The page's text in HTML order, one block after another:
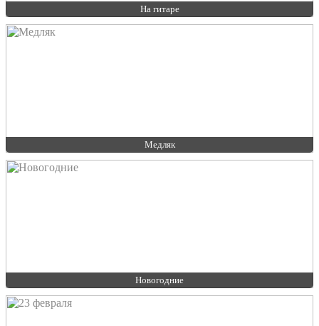
На гитаре
Медляк
Новогодние